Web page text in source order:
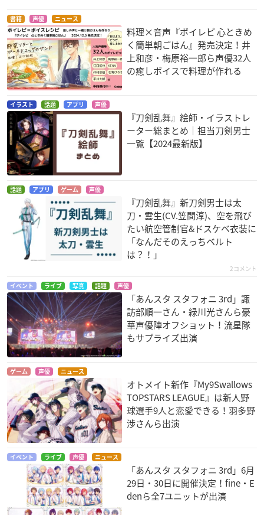
書籍 声優 ニュース
料理×音声『ボイレピ 心ときめ
く簡単朝ごはん』発売決定！井
上和彦・梅原裕一郎ら声優32人
の癒しボイスで料理が作れる
イラスト 話題 アプリ 声優
『刀剣乱舞』絵師・イラストレ
ーター総まとめ｜担当刀剣男士
一覧【2024最新版】
話題 アプリ ゲーム 声優
『刀剣乱舞』新刀剣男士は太
刀・雲生(CV.笠間淳)、空を飛び
たい航空管制官&ドスケベ衣装に
「なんだそのえっちベルト
は？！」
2コメント
イベント ライブ 写真 話題 声優
「あんスタ スタフォニ 3rd」諏
訪部順一さん・緑川光さんら豪
華声優陣オフショット！流星隊
もサプライズ出演
ゲーム 声優 ニュース
オトメイト新作『My9Swallows
TOPSTARS LEAGUE』は新人野
球選手9人と恋愛できる！羽多野
渉さんら出演
イベント ライブ 声優 ニュース
「あんスタ スタフォニ 3rd」6月
29日・30日に開催決定！fine・E
denら全7ユニットが出演